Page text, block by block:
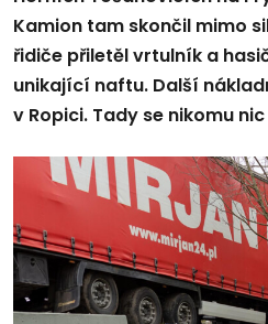
Kamion tam skončil mimo
řidiče přiletěl vrtulník a
unikající naftu. Další
v Ropici. Tady se nikomu